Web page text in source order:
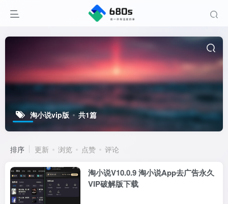
淘小说vip版 共1篇
排序 更新 浏览 点赞 评论
淘小说V10.0.9 淘小说App去广告永久
VIP破解版下载